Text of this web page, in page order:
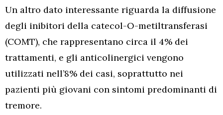
Un altro dato interessante riguarda la diffusione
degli inibitori della catecol-O-metiltransferasi
(COMT), che rappresentano circa il 4% dei
trattamenti, e gli anticolinergici vengono
utilizzati nell’8% dei casi, soprattutto nei
pazienti più giovani con sintomi predominanti di
tremore.